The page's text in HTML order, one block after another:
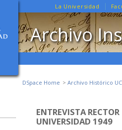
La Universidad
Archivo
DSpace Home Archivo Histórico UC
ENTREVISTA
UNIVERSIDAD 1949